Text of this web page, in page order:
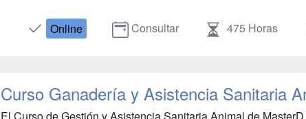
Online Consultar 475 Horas
Curso Ganadería y Asistencia Sanitaria